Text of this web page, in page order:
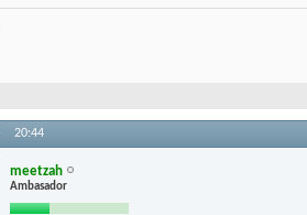
20:44
meetzah
Ambasador